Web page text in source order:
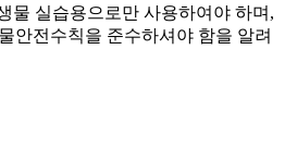
물 실습용으로만 사용하여야 하며,
안전수칙을 준수하셔야 함을 알려